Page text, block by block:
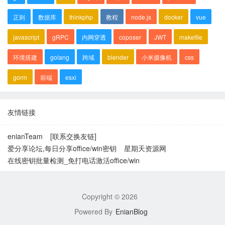
正则 数据库 thinkphp 教程 node.js docker vue
javascript gRPC 内网穿透 coposer JWT makefile
环境搭建 golang 跨域 blender 小米摄像机 css
gorm 前端 esxi
友情链接
enianTeam
[联系交换友链]
爱分享论坛,每日分享office/win密钥
星期天资源网
在线密钥批量检测_免打电话激活office/win
Copyright © 2026
Powered By EnianBlog